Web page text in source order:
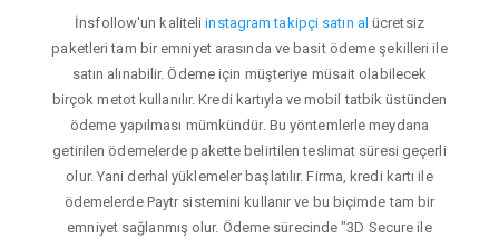
İnsfollow'un kaliteliinstagram takipçi satın al ücretsiz
paketleri tam bir emniyet arasında ve basit ödeme şekilleri ile
satın alınabilir. Ödeme için müşteriye müsait olabilecek
birçok metot kullanılır. Kredi kartıyla ve mobil tatbik üstünden
ödeme yapılması mümkündür. Bu yöntemlerle meydana
getirilen ödemelerde pakette belirtilen teslimat süresi geçerli
olur. Yani derhal yüklemeler başlatılır. Firma, kredi kartı ile
ödemelerde Paytr sistemini kullanır ve bu biçimde tam bir
emniyet sağlanmış olur. Ödeme sürecinde "3D Secure ile